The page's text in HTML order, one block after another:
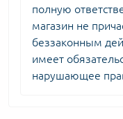
полную
магазин не
беззаконным
имеет
нарушающее